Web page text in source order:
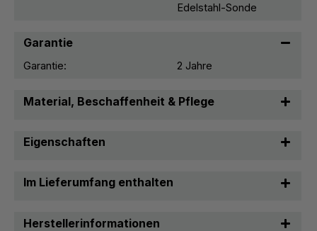
Edelstahl-Sonde
Garantie
Garantie: 2 Jahre
Material, Beschaffenheit & Pflege
Eigenschaften
Im Lieferumfang enthalten
Herstellerinformationen